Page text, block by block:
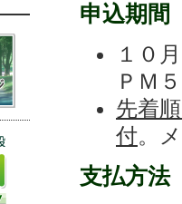
申込期間
１０
ＰＭ
先着
付。
支払方法